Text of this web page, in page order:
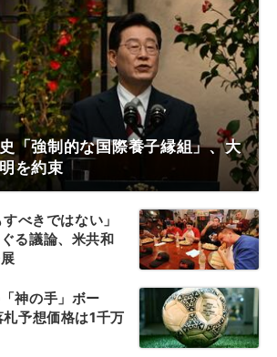
「強制的な国際養子縁組」、大
を約束
べきではない」
る議論、米共和
神の手」ボー
予想価格は1千万